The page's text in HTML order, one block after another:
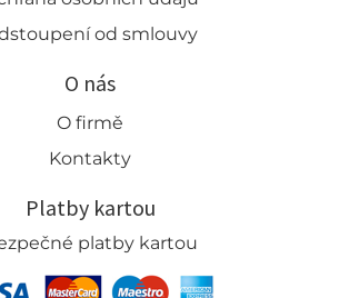
od smlouvy
O nás
O firmě
Kontakty
Platby kartou
platby kartou